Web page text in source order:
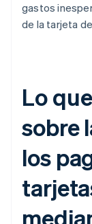
gastos
de la tarjeta
Lo
sobre
los